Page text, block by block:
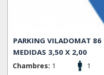
PARKING VILADOMAT
MEDIDAS 3,50 X 2,00
Chambres: 1 1